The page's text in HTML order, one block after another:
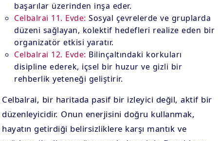
başarılar üzerinden inşa eder.
Celbalrai 11. Evde: Sosyal çevrelerde ve gruplarda
düzeni sağlayan, kolektif hedefleri realize eden bir
organizatör etkisi yaratır.
Celbalrai 12. Evde: Bilinçaltındaki korkuları
disipline ederek, içsel bir huzur ve gizli bir
rehberlik yeteneği geliştirir.
Celbalrai, bir haritada pasif bir izleyici değil, aktif bir
düzenleyicidir. Onun enerjisini doğru kullanmak,
hayatın getirdiği belirsizliklere karşı mantık ve